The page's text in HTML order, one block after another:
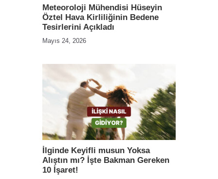
Meteoroloji Mühendisi Hüseyin
Öztel Hava Kirliliğinin Bedene
Tesirlerini Açıkladı
Mayıs 24, 2026
İlginde Keyifli musun Yoksa
Alıştın mı? İşte Bakman Gereken
10 İşaret!